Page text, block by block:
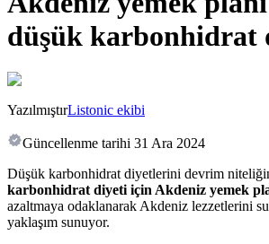
düşük karbonhidrat
YazılmıştırListonic ekibi
Güncellenme tarihi 31 Ara 2024
Düşük karbonhidrat diyetlerini devrim
karbonhidrat diyeti için Akdeniz yemek
azaltmaya odaklanarak Akdeniz lezzetlerini
yaklaşım sunuyor.